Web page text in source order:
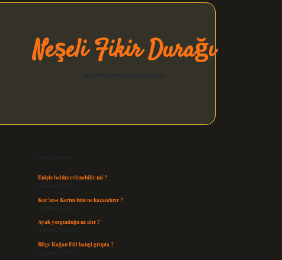
Neşeli Fikir Durağı
Son Yazılar
Enişte baldız evlenebilir mi ?
Ağustos 6, 2026
Kur’an-ı Kerim bize ne kazandırır ?
Ağustos 6, 2026
Ayak yorgunluğu ne alır ?
Ağustos 5, 2026
Bilge Kağan Etil hangi grupta ?
Ağustos 4, 2026